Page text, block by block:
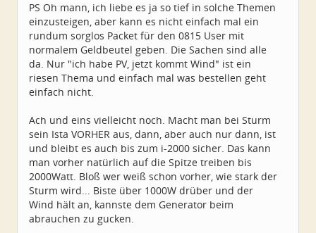
PS Oh mann, ich liebe es ja so tief in solche Themen
einzusteigen, aber kann es nicht einfach mal ein
rundum sorglos Packet für den 0815 User mit
normalem Geldbeutel geben. Die Sachen sind alle
da. Nur "ich habe PV, jetzt kommt Wind" ist ein
riesen Thema und einfach mal was bestellen geht
einfach nicht.
Ach und eins vielleicht noch. Macht man bei Sturm
sein Ista VORHER aus, dann, aber auch nur dann, ist
und bleibt es auch bis zum i-2000 sicher. Das kann
man vorher natürlich auf die Spitze treiben bis
2000Watt. Bloß wer weiß schon vorher, wie stark der
Sturm wird... Biste über 1000W drüber und der
Wind hält an, kannste dem Generator beim
abrauchen zu gucken.